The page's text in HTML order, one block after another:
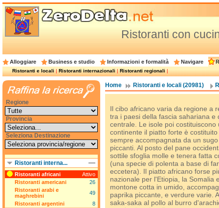
Ristoranti con
Alloggiare Business e studio Informazioni e formalità Navigare
Ristoranti e locali|Ristoranti internazionali|Ristoranti regionali|
Home Ristoranti e locali (20981)
Il cibo africano varia da regione a
tra i paesi della fascia sahariana
centrale. Le isole poi
continente il piatto forte è
sempre accompagnata da un
piccanti. Al posto del pane
sottile sfoglia molle e tenera fatta
(una specie di polenta a base di
eccetera). Il piatto africano forse
nazionale per l'Etiopia, la Somalia
montone cotta in umido,
paprika piccante, e verdure varie.
saka-saka al pollo al burro
Regione
Provincia
Seleziona Destinazione
Ristoranti interna...
Ristoranti africani
Attivo
Ristoranti americani
26
Ristoranti arabi e
maghrebini
49
Ristoranti argentini
8